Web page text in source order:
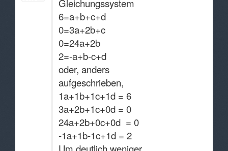
Gleichungssystem
6=a+b+c+d
0=3a+2b+c
0=24a+2b
2=-a+b-c+d
oder, anders
aufgeschrieben,
1a+1b+1c+1d = 6
3a+2b+1c+0d = 0
24a+2b+0c+0d = 0
-1a+1b-1c+1d = 2